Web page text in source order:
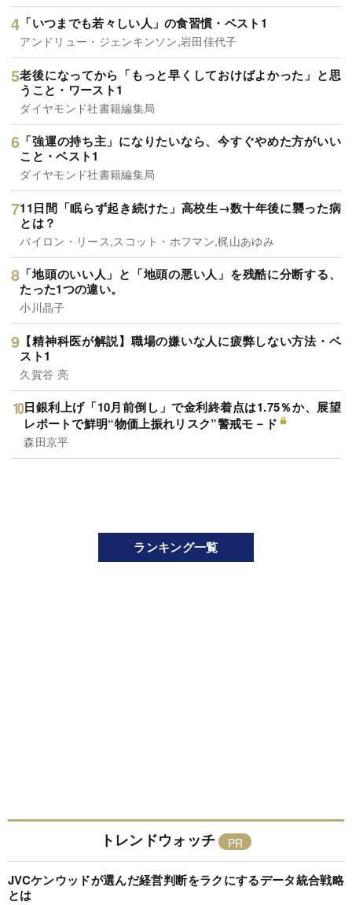
「いつまでも若々しい人」の食習慣・ベスト1
アンドリュー・ジェンキンソン,岩田佳代子
老後になってから「もっと早くしておけばよかった」と思
うこと・ワースト1
ダイヤモンド社書籍編集局
「強運の持ち主」になりたいなら、今すぐやめた方がいい
こと・ベスト1
ダイヤモンド社書籍編集局
11日間「眠らず起き続けた」高校生→数十年後に襲った病
とは？
バイロン・リース,スコット・ホフマン,梶山あゆみ
「地頭のいい人」と「地頭の悪い人」を残酷に分断する、
たった1つの違い。
小川晶子
【精神科医が解説】職場の嫌いな人に疲弊しない方法・ベ
スト1
久賀谷 亮
日銀利上げ「10月前倒し」で金利終着点は1.75％か、展望
レポートで鮮明“物価上振れリスク”警戒モ－ド
森田京平
ランキング一覧
トレンドウォッチ
JVCケンウッドが選んだ経営判断をラクにするデータ統合戦略
とは